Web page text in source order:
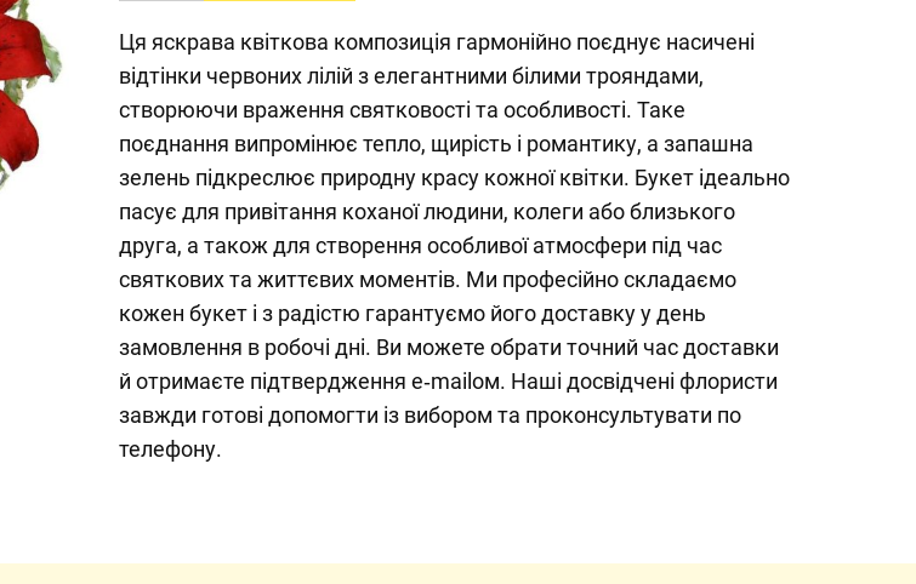
Ця яскрава квіткова композиція гармонійно поєднує насичені
відтінки червоних лілій з елегантними білими трояндами,
створюючи враження святковості та особливості. Таке
поєднання випромінює тепло, щирість і романтику, а запашна
зелень підкреслює природну красу кожної квітки. Букет ідеально
пасує для привітання коханої людини, колеги або близького
друга, а також для створення особливої атмосфери під час
святкових та життєвих моментів. Ми професійно складаємо
кожен букет і з радістю гарантуємо його доставку у день
замовлення в робочі дні. Ви можете обрати точний час доставки
й отримаєте підтвердження e‑mailом. Наші досвідчені флористи
завжди готові допомогти із вибором та проконсультувати по
телефону.